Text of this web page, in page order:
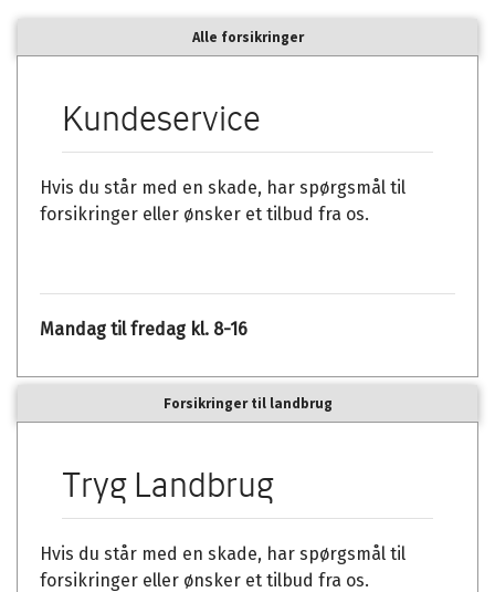
Sygdom og krise
Alle forsikringer
Kundeservice
Hvis du står med en skade, har spørgsmål til
forsikringer eller ønsker et tilbud fra os.
Mandag til fredag kl. 8-16
Forsikringer til landbrug
Tryg Landbrug
Hvis du står med en skade, har spørgsmål til
forsikringer eller ønsker et tilbud fra os.